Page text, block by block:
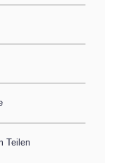
Teilen